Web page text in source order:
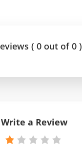
( 0 out of 0 )
Write a Review